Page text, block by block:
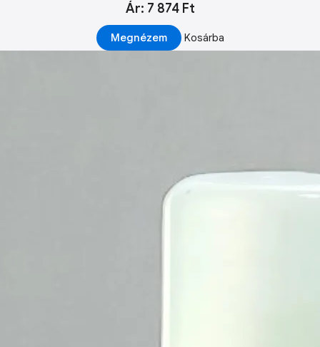
Ár: 7 874 Ft
Megnézem Kosárba